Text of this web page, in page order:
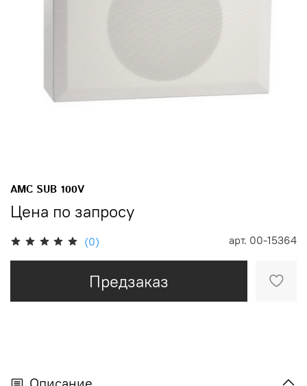
(0) арт. 00-15364
AMC SUB 100V
Цена по запросу
Предзаказ